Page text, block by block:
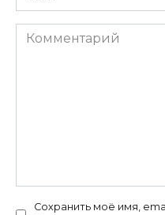
Комментарий
Сохранить моё имя,